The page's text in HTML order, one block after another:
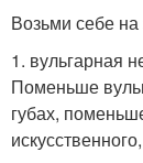
Возьми себе на
1. вульгарная
Поменьше
губах,